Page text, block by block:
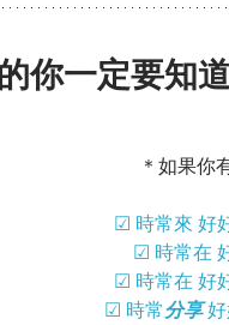
你一定要知
＊如果你
☑ 時常來 好
☑ 時常在
☑ 時常在 好
☑ 時常分享 好